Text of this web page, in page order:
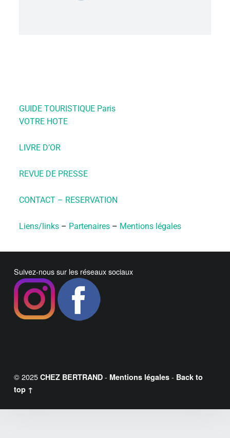
GUIDE TOURISTIQUE Paris
VOTRE HOTE
LIVRE D’OR
REVUE DE PRESSE
CONTACT – RESERVATION
Liens/links– Partenaires– Mentions légales
Suivez-nous sur les réseaux sociaux
© 2025 CHEZ BERTRAND- Mentions légales- Back to
top ↑